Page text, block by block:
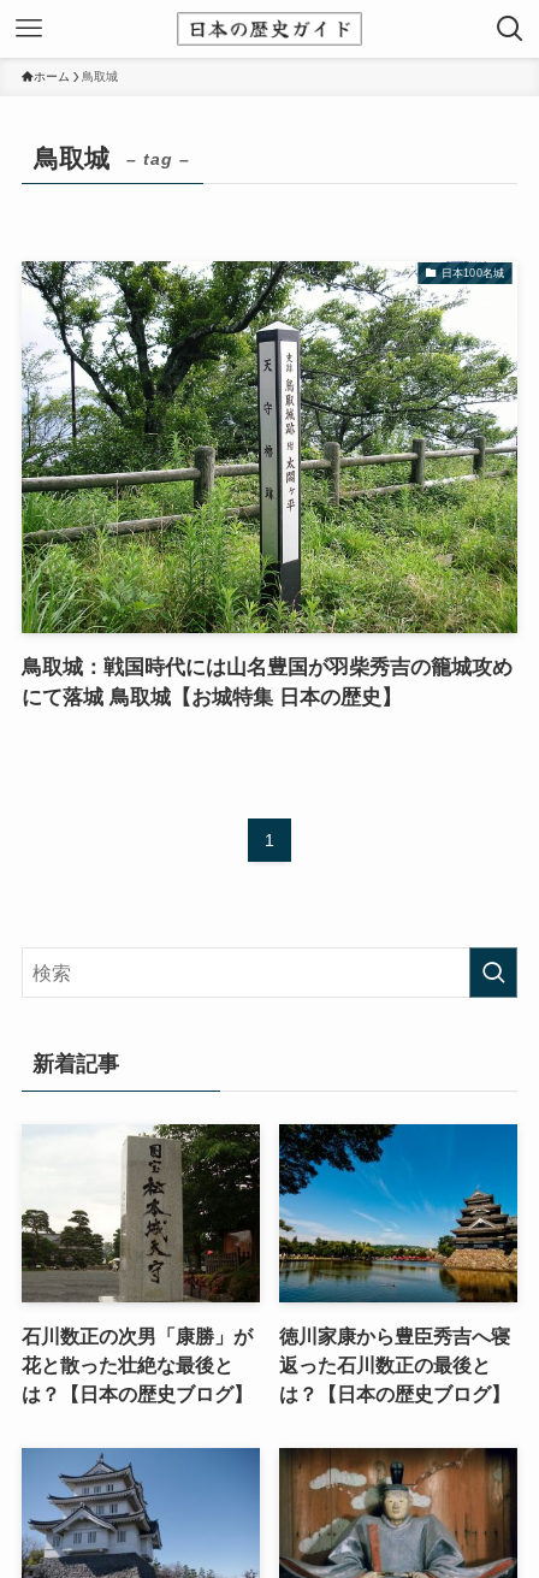
ホーム 鳥取城
鳥取城 – tag –
日本100名城
鳥取城：戦国時代には山名豊国が羽柴秀吉の籠城攻め
にて落城 鳥取城【お城特集 日本の歴史】
1
新着記事
石川数正の次男「康勝」が
花と散った壮絶な最後と
は？【日本の歴史ブログ】
徳川家康から豊臣秀吉へ寝
返った石川数正の最後と
は？【日本の歴史ブログ】